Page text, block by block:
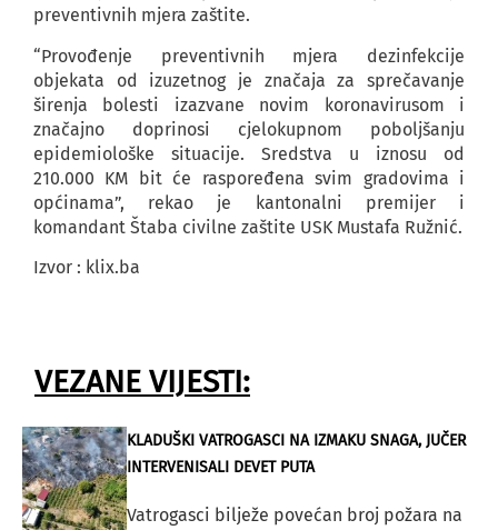
preventivnih mjera zaštite.
“Provođenje preventivnih mjera dezinfekcije
objekata od izuzetnog je značaja za sprečavanje
širenja bolesti izazvane novim koronavirusom i
značajno doprinosi cjelokupnom poboljšanju
epidemiološke situacije. Sredstva u iznosu od
210.000 KM bit će raspoređena svim gradovima i
općinama”, rekao je kantonalni premijer i
komandant Štaba civilne zaštite USK Mustafa Ružnić.
Izvor : klix.ba
VEZANE VIJESTI:
KLADUŠKI VATROGASCI NA IZMAKU SNAGA, JUČER
INTERVENISALI DEVET PUTA
Vatrogasci bilježe povećan broj požara na